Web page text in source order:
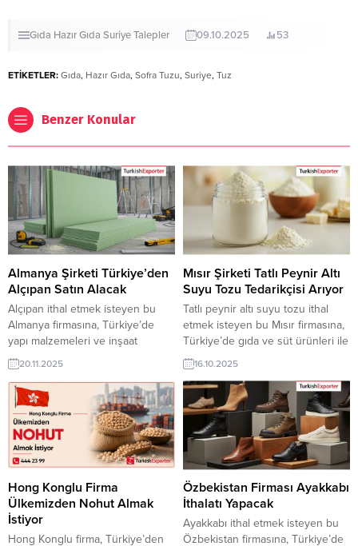
Gıda Hazır Gıda SuriyeTalepler 09.10.2025 53
ETİKETLER: Gıda, Hazır Gıda, Sofra Tuzu, Suriye, Tuz
Benzer Konular
Almanya Şirketi Türkiye’den
Alçıpan Satın Alacak
Alçıpan ithal etmek isteyen bu
Almanya firmasına, Türkiye’de
yapı malzemeleri ve inşaat
sistemleri ile alçıpan üreticisi veya
tedarikçisi olan ihracatçı firmalar
teklif sunabilirler. Yeni bir ihracat
pazarı fırsatı olan bu alım ilanının
iletişim bilgilerine TurkishExporter
VIP üyeleri ile TE üyelik kredisi
sahibi ihracat şirketleri
erişebilmektedir. ➤ Bu ithalat alım
talebinin...
20.11.2025
Mısır Şirketi Tatlı Peynir Altı
Suyu Tozu Tedarikçisi Arıyor
Tatlı peynir altı suyu tozu ithal
etmek isteyen bu Mısır firmasına,
Türkiye’de gıda ve süt ürünleri ile
peynir altı suyu tozu üreticisi
veya tedarikçisi olan ihracatçı
firmalar teklif sunabilirler. Yeni bir
ihracat pazarı fırsatı olan bu alım
ilanının iletişim bilgilerine
TurkishExporter VIP üyeleri ile TE
üyelik kredisi sahibi ihracat
şirketleri...
16.10.2025
Hong Konglu Firma
Ülkemizden Nohut Almak
İstiyor
Hong Konglu firma, Türkiye’den
Özbekistan Firması Ayakkabı
İthalatı Yapacak
Ayakkabı ithal etmek isteyen bu
Özbekistan firmasına, Türkiye’de